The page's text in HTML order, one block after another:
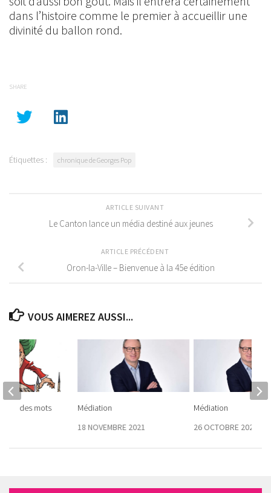
dans l’histoire comme le premier à accueillir une
divinité du ballon rond.
SHARE
Étiquettes : chronique de Georges Pop
ARTICLE SUIVANT
Le Canton lance un média destiné aux jeunes
ARTICLE PRÉCÉDENT
Oron-la-Ville – Bienvenue à la 45e édition
VOUS AIMEREZ AUSSI...
Médiation
18 NOVEMBRE 2021
Médiation
26 OCTOBRE 2023
des mots